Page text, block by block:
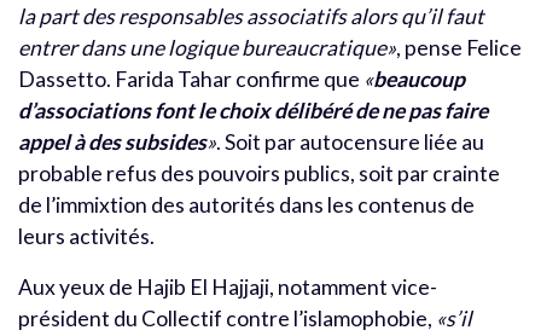
la part des responsables associatifs alors qu’il faut
entrer dans une logique bureaucratique», pense Felice
Dassetto. Farida Tahar confirme que «beaucoup
d’associations font le choix délibéré de ne pas faire
appel à des subsides». Soit par autocensure liée au
probable refus des pouvoirs publics, soit par crainte
de l’immixtion des autorités dans les contenus de
leurs activités.
Aux yeux de Hajib El Hajjaji, notamment vice-
président du Collectif contre l’islamophobie, «s’il